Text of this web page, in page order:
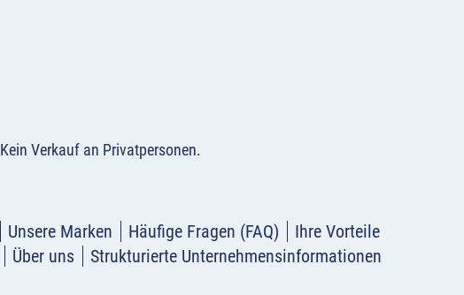
Kein Verkauf an Privatpersonen.
Unsere Marken Häufige Fragen (FAQ)
Ihre Vorteile
Über uns Strukturierte Unternehmensinformationen